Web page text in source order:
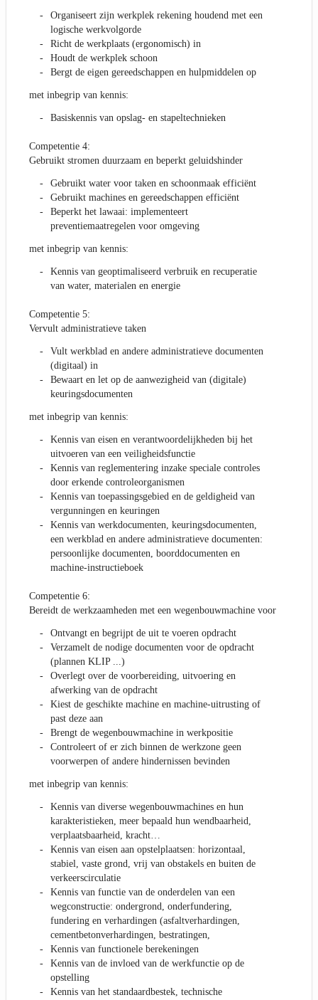
Organiseert zijn werkplek rekening houdend met een
logische werkvolgorde
Richt de werkplaats (ergonomisch) in
Houdt de werkplek schoon
Bergt de eigen gereedschappen en hulpmiddelen op
met inbegrip van kennis:
Basiskennis van opslag- en stapeltechnieken
Competentie 4:
Gebruikt stromen duurzaam en beperkt geluidshinder
Gebruikt water voor taken en schoonmaak efficiënt
Gebruikt machines en gereedschappen efficiënt
Beperkt het lawaai: implementeert
preventiemaatregelen voor omgeving
met inbegrip van kennis:
Kennis van geoptimaliseerd verbruik en recuperatie
van water, materialen en energie
Competentie 5:
Vervult administratieve taken
Vult werkblad en andere administratieve documenten
(digitaal) in
Bewaart en let op de aanwezigheid van (digitale)
keuringsdocumenten
met inbegrip van kennis:
Kennis van eisen en verantwoordelijkheden bij het
uitvoeren van een veiligheidsfunctie
Kennis van reglementering inzake speciale controles
door erkende controleorganismen
Kennis van toepassingsgebied en de geldigheid van
vergunningen en keuringen
Kennis van werkdocumenten, keuringsdocumenten,
een werkblad en andere administratieve documenten:
persoonlijke documenten, boorddocumenten en
machine-instructieboek
Competentie 6:
Bereidt de werkzaamheden met een wegenbouwmachine voor
Ontvangt en begrijpt de uit te voeren opdracht
Verzamelt de nodige documenten voor de opdracht
(plannen KLIP ...)
Overlegt over de voorbereiding, uitvoering en
afwerking van de opdracht
Kiest de geschikte machine en machine-uitrusting of
past deze aan
Brengt de wegenbouwmachine in werkpositie
Controleert of er zich binnen de werkzone geen
voorwerpen of andere hindernissen bevinden
met inbegrip van kennis:
Kennis van diverse wegenbouwmachines en hun
karakteristieken, meer bepaald hun wendbaarheid,
verplaatsbaarheid, kracht…
Kennis van eisen aan opstelplaatsen: horizontaal,
stabiel, vaste grond, vrij van obstakels en buiten de
verkeerscirculatie
Kennis van functie van de onderdelen van een
wegconstructie: ondergrond, onderfundering,
fundering en verhardingen (asfaltverhardingen,
cementbetonverhardingen, bestratingen,
Kennis van functionele berekeningen
Kennis van de invloed van de werkfunctie op de
opstelling
Kennis van het standaardbestek, technische